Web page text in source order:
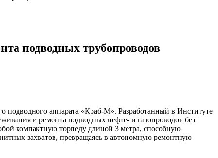
подводных трубопроводов
подводного аппарата «Краб-М». Разработанный в Институте
и ремонта подводных нефте- и газопроводов без
компактную торпеду длиной 3 метра, способную
захватов, превращаясь в автономную ремонтную